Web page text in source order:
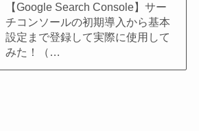
【Google Search Console】サー
チコンソールの初期導入から基本
設定まで登録して実際に使用して
みた！（…